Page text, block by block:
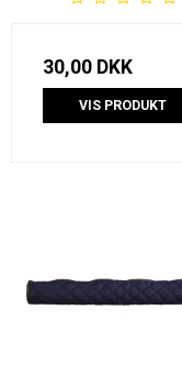
30,00 DKK
VIS PRODUKT